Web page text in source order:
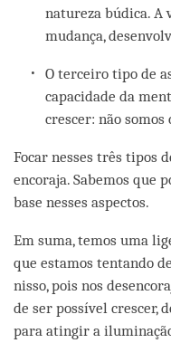
natureza búdica. A
mudança,
O terceiro tipo de
capacidade da
crescer: não somos
Focar nesses três tipos
encoraja. Sabemos que
base nesses aspectos.
Em suma, temos uma
que estamos tentando
nisso, pois nos
de ser possível crescer,
para atingir a